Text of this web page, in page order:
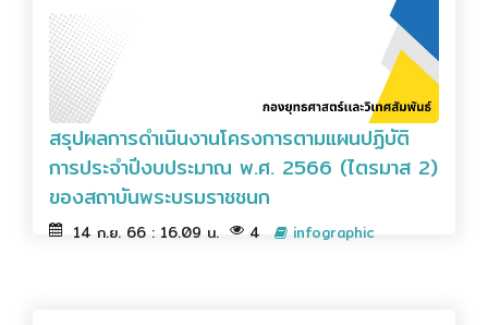
สรุปผลการดำเนินงานโครงการตามแผนปฏิบัติ
การประจำปีงบประมาณ พ.ศ. 2566 (ไตรมาส 2)
ของสถาบันพระบรมราชชนก
14 ก.ย. 66 : 16.09 น. 4 infographic